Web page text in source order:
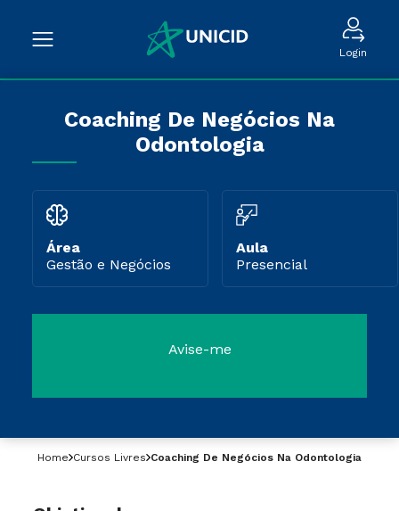
Login
Home Cursos Livres Coaching De Negócios Na Odontologia
Coaching De Negócios Na
Odontologia
Área
Gestão e Negócios
Aula
Presencial
Avise-me